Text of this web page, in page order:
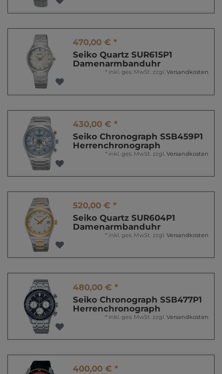
470,00 € *
Seiko Quartz SUR615P1
Damenarmbanduhr
* inkl. ges. MwSt. zzgl. Versandkosten
430,00 € *
Seiko Chronograph SSB459P1
Herrenchronograph
* inkl. ges. MwSt. zzgl. Versandkosten
520,00 € *
Seiko Quartz SUR604P1
Damenarmbanduhr
* inkl. ges. MwSt. zzgl. Versandkosten
480,00 € *
Seiko Chronograph SSB477P1
Herrenchronograph
* inkl. ges. MwSt. zzgl. Versandkosten
400,00 € *